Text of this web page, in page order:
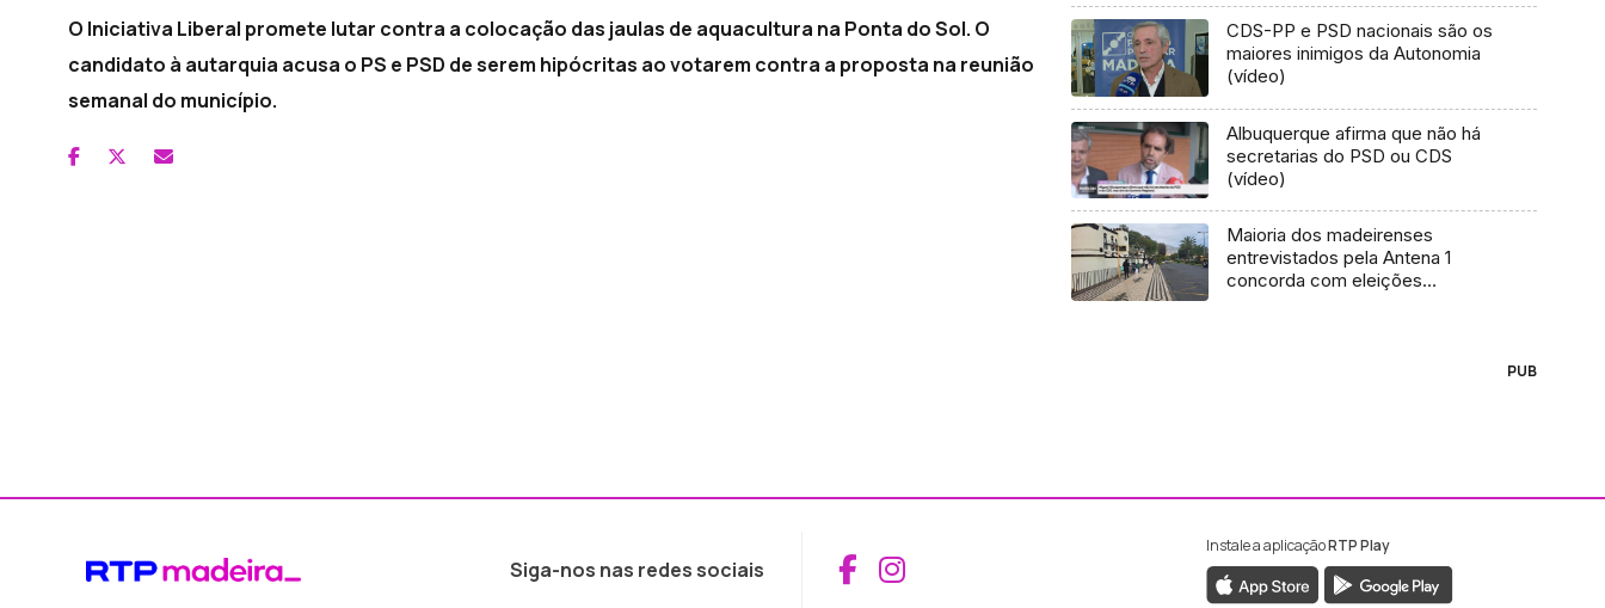
O Iniciativa Liberal promete lutar contra a colocação das jaulas de aquacultura na Ponta do Sol. O
candidato à autarquia acusa o PS e PSD de serem hipócritas ao votarem contra a proposta na reunião
semanal do município.
CDS-PP e PSD nacionais são os
maiores inimigos da Autonomia
(vídeo)
Albuquerque afirma que não há
secretarias do PSD ou CDS
(vídeo)
Maioria dos madeirenses
entrevistados pela Antena 1
concorda com eleições
PUB
Siga-nos nas redes sociais Aceder ao Facebook da RTP Madeira
Aceder ao Instagram da RTP Madeira
Instale a aplicaçãoRTP Play